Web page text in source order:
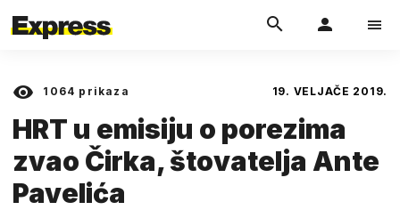
1064 prikaza 19. VELJAČE 2019.
HRT u emisiju o porezima
zvao Čirka, štovatelja Ante
Pavelića